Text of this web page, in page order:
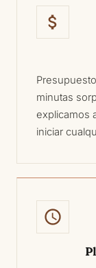
minutas
explicamos
iniciar